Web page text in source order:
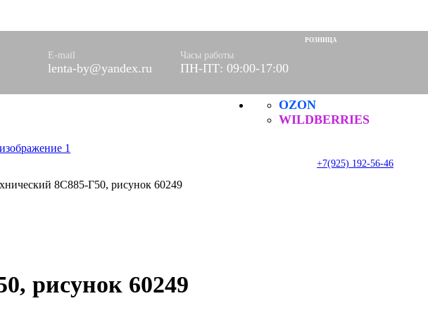
E-mail
lenta-by@yandex.ru
Часы работы
ПН-ПТ: 09:00-17:00
+7(925) 192-56-46
OZON
РОЗНИЦА
WILDBERRIES
8С885-Г50, рисунок 60249
рисунок 60249